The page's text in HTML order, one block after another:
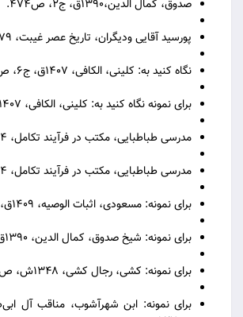
صدوق، کمال الدین،۱۳۹۰ق، ج۲، ص۴۷۴.
پورسید آقایی ودیگران، تاریخ عصر غیبت، ۱۳۷۹ش، ص۱۶۸ـ۱۶۹.
نگاه کنید به: کلینی، الکافی، ۱۴۰۷ق، ج۶، ص۳۵.
برای نمونه نگاه کنید به: کلینی، الکافی، ۱۴۰۷ق، ج۷، ص۴۵.
مدرسی طباطبایی، مکتب در فرآیند تکامل، ۱۳۷۴ش، ص۹۹.
مدرسی طباطبایی، مکتب در فرآیند تکامل، ۱۳۷۴ش، ص۹۸ـ۱۰۰.
برای نمونه: مسعودی، اثبات الوصیه، ۱۴۰۹ق، ص۲۷۱
برای نمونه: شیخ صدوق، کمال الدین، ۱۳۹۰ق، ص۲۲۲
برای نمونه: کشی، رجال کشی، ۱۳۴۸ش، ص۵۴۱